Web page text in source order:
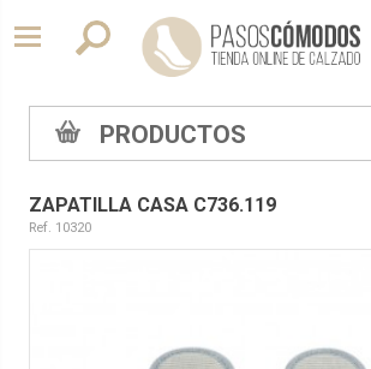
PRODUCTOS
ZAPATILLA CASA C736.119
Ref. 10320